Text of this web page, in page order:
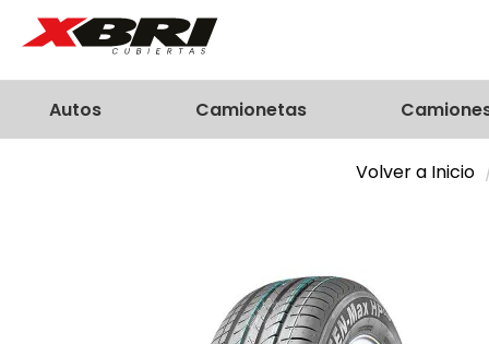
Autos Camionetas
Volver a Inicio